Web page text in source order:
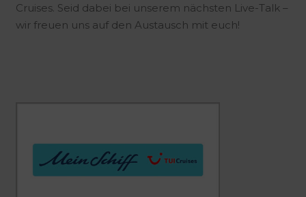
Cruises. Seid dabei bei unserem nächsten Live-Talk –
wir freuen uns auf den Austausch mit euch!